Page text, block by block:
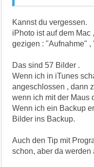
Kannst du vergessen.
iPhoto ist auf dem
gezigen : "Aufnahme" ,
Das sind 57 Bilder .
Wenn ich in iTunes
angeschlossen , dann
wenn ich mit der Maus
Wenn ich ein Backup
Bilder ins Backup.
Auch den Tip mit
schon, aber da werden